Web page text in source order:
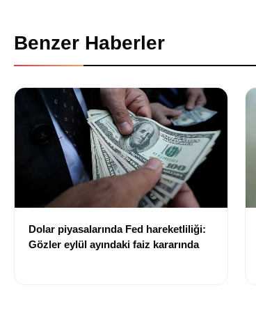
Benzer Haberler
Dolar piyasalarında Fed hareketliliği:
Gözler eylül ayındaki faiz kararında